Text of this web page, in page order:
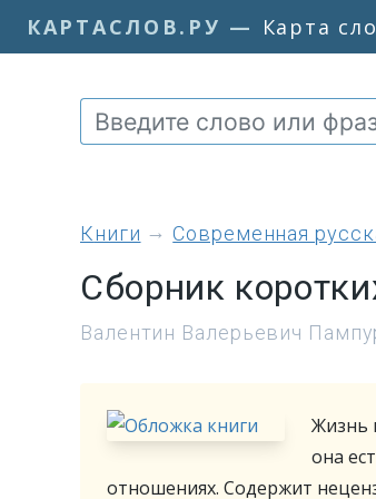
КАРТАСЛОВ.РУ — Карта
книги Современная
Сборник
Валентин Валерьевич
Жизнь
она
отношениях. Содержит